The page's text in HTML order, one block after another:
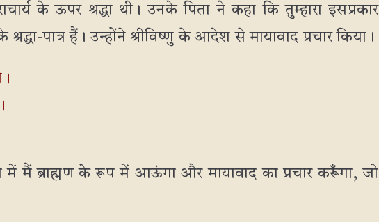
के ऊपर श्रद्धा थी। उनके पिता ने कहा कि तुम्हारा इसप्रकार
पात्र हैं। उन्होंने श्रीविष्णु के आदेश से मायावाद प्रचार किया।
में मैं ब्राह्मण के रूप में आऊंगा और मायावाद का प्रचार करूँगा, जो